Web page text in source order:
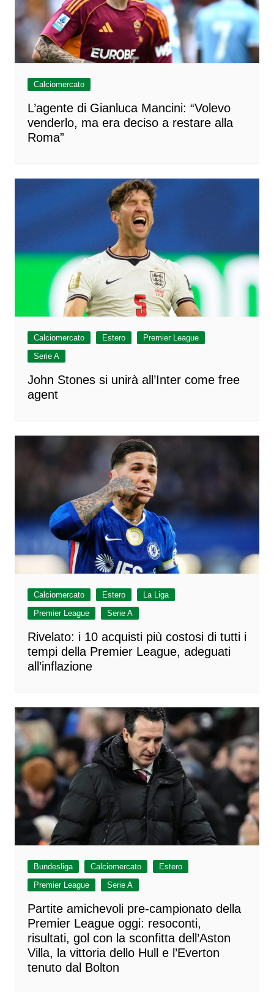
Calciomercato
L’agente di Gianluca Mancini: “Volevo
venderlo, ma era deciso a restare alla
Roma”
Calciomercato Estero
Premier League
Serie A
John Stones si unirà all’Inter come free
agent
Calciomercato Estero
La Liga
Premier League
Serie A
Rivelato: i 10 acquisti più costosi di tutti i
tempi della Premier League, adeguati
all’inflazione
Bundesliga Calciomercato
Estero
Premier League
Serie A
Partite amichevoli pre-campionato della
Premier League oggi: resoconti,
risultati, gol con la sconfitta dell’Aston
Villa, la vittoria dello Hull e l’Everton
tenuto dal Bolton